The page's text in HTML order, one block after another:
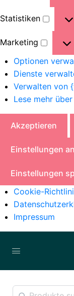
Statistiken
Marketing
Optionen
Dienste
Verwalten von
Lese mehr
Akzeptieren
Einstellungen
Einstellungen
Cookie-
Impressum